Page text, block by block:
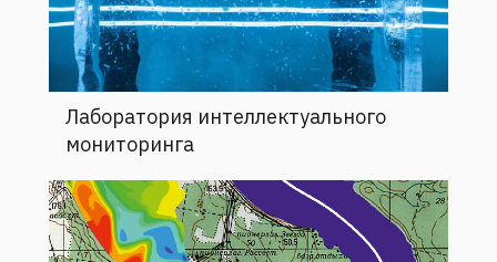
Лаборатория интеллектуального
мониторинга